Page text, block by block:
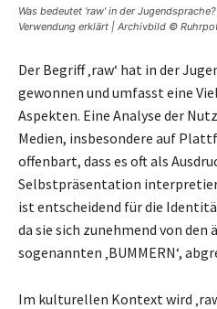
Was bedeutet 'raw' in der
Verwendung erklärt | Archivbild ©
Der Begriff ‚raw‘ hat in der
gewonnen und umfasst eine
Aspekten. Eine Analyse der
Medien, insbesondere auf
offenbart, dass es oft als
Selbstpräsentation
ist entscheidend für die
da sie sich zunehmend von
sogenannten ‚BUMMERN‘,
Im kulturellen Kontext wird